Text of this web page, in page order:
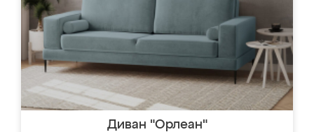
Диван "Орлеан"